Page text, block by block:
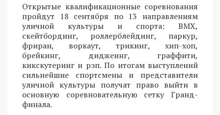
Открытые квалификационные соревнования
пройдут 18 сентября по 13 направлениям
уличной культуры и спорта: BMX,
скейтбординг, роллерблейдинг, паркур,
фриран, воркаут, трикинг, хип-хоп,
брейкинг, диджеинг, граффити,
кикскутеринг и рэп. По итогам выступлений
сильнейшие спортсмены и представители
уличной культуры получат право выйти в
основную соревновательную сетку Гранд-
финала.